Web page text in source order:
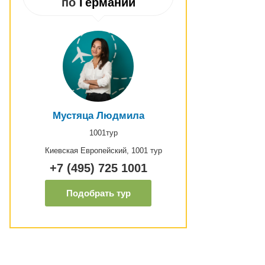
Мустяца Людмила
1001тур
Киевская Европейский, 1001 тур
+7 (495) 725 1001
Подобрать тур